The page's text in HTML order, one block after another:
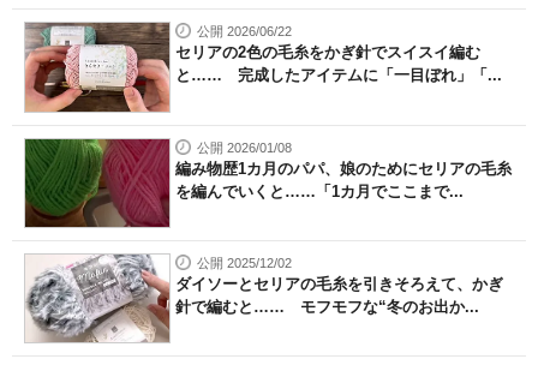
公開 2026/06/22
セリアの2色の毛糸をかぎ針でスイスイ編む
と…… 完成したアイテムに「一目ぼれ」「...
公開 2026/01/08
編み物歴1カ月のパパ、娘のためにセリアの毛糸
を編んでいくと……「1カ月でここまで...
公開 2025/12/02
ダイソーとセリアの毛糸を引きそろえて、かぎ
針で編むと…… モフモフな“冬のお出か...